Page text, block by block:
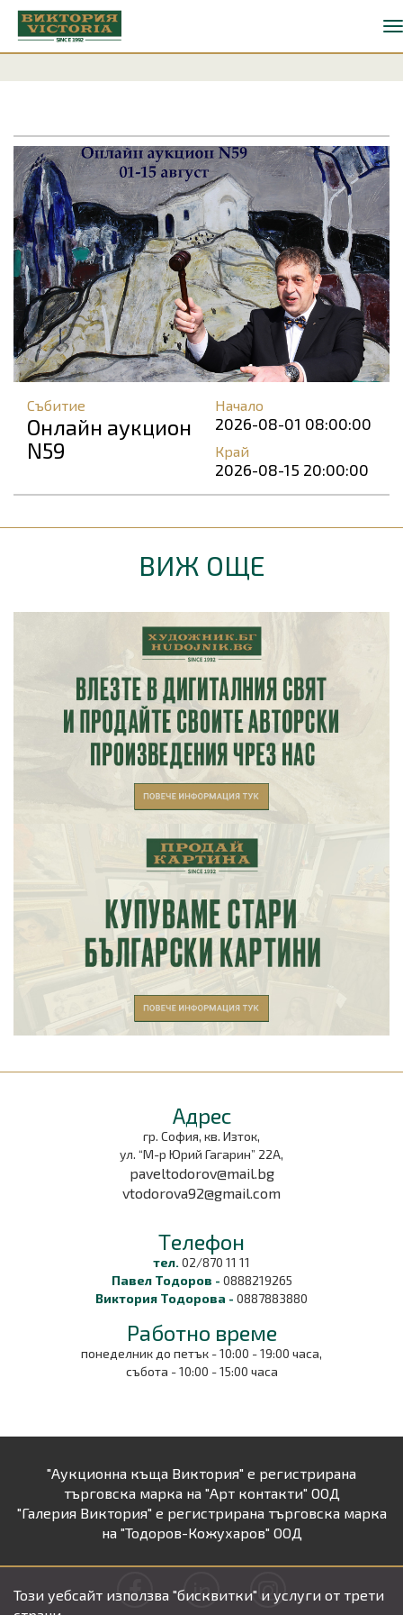
Събитие
Онлайн аукцион
N59
Начало
2026-08-01 08:00:00
Край
2026-08-15 20:00:00
ВИЖ ОЩЕ
Aдрес
гр. София, кв. Изток,
ул. “М-р Юрий Гагарин” 22А,
paveltodorov@mail.bg
vtodorova92@gmail.com
Tелефон
тел. 02/870 11 11
Павел Тодоров - 0888219265
Виктория Тодорова - 0887883880
Работно време
понеделник до петък - 10:00 - 19:00 часа,
събота - 10:00 - 15:00 часа
"Аукционна къща Виктория" е регистрирана
търговска марка на "Арт контакти" ООД
"Галерия Виктория" е регистрирана търговска марка
на "Тодоров-Кожухаров" ООД
in
Този уебсайт използва "бисквитки" и услуги от трети